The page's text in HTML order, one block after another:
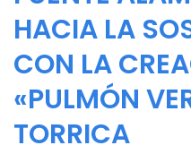
HACIA LA
CON LA
«PULMÓN
TORRICA